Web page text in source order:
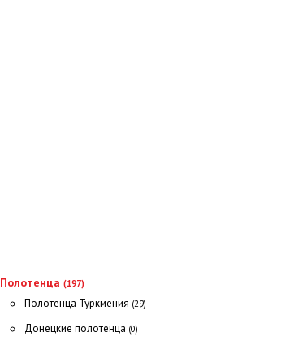
Полотенца(197)
Полотенца Туркмения (29)
Донецкие полотенца (0)